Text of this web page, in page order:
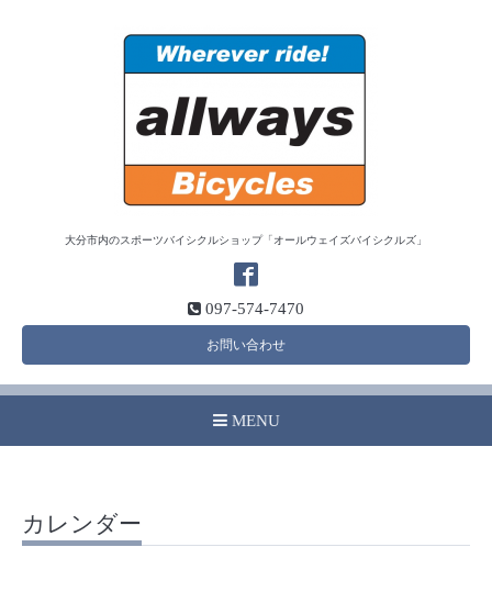
大分市内のスポーツバイシクルショップ「オールウェイズバイシクルズ」
097-574-7470
お問い合わせ
MENU
カレンダー